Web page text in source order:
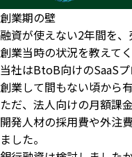
創業期の壁
融資が使えない2年間を
創業当時の状況を教えて
当社はBtoB向けのSaaS
創業して間もない頃から
ただ、法人向けの月額課
開発人材の採用費や外注
ました。